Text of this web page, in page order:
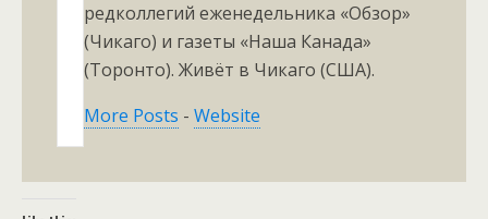
редколлегий еженедельника «Обзор»
(Чикаго) и газеты «Наша Канада»
(Торонто). Живёт в Чикаго (США).
More Posts -Website